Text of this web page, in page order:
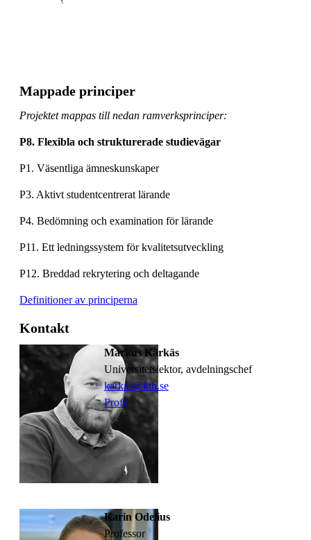
Mappade principer
Projektet mappas till nedan ramverksprinciper:
P8. Flexibla och strukturerade studievägar
P1. Väsentliga ämneskunskaper
P3. Aktivt studentcentrerat lärande
P4. Bedömning och examination för lärande
P11. Ett ledningssystem för kvalitetsutveckling
P12. Breddad rekrytering och deltagande
Definitioner av principerna
Kontakt
Markus Kärkäs
universitetslektor, avdelningschef
karkas@kth.se
Profil
Karin Odelius
professor